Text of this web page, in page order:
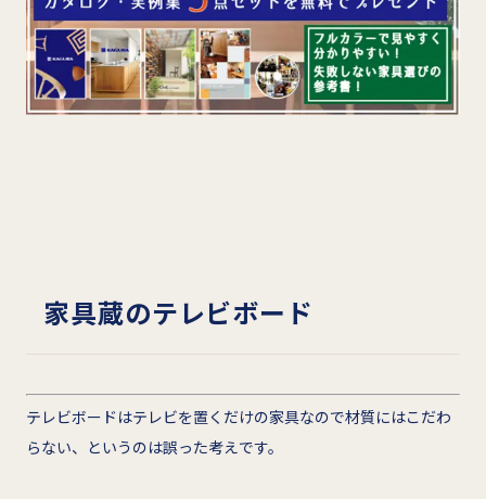
家具蔵のテレビボード
テレビボードはテレビを置くだけの家具なので材質にはこだわ
らない、というのは誤った考えです。